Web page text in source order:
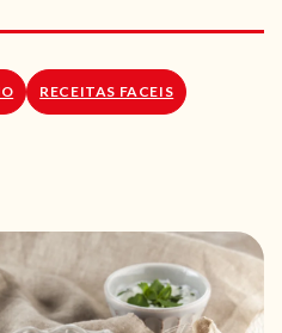
ONLINE
RECEITAS FACEIS